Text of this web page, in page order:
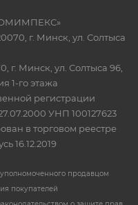
г. Минск, ул. Солтыса
г. Минск, ул. Солтыса 96,
1-го этажа
регистрации
УНП 100127623
в торговом реестре
16.12.2019
продавцом
покупателей